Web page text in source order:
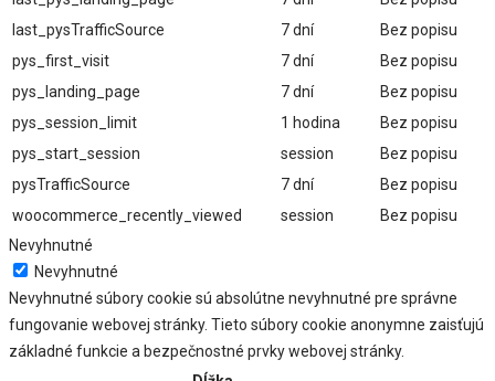
last_pysTrafficSource
7 dní
Bez popisu
pys_first_visit
7 dní
Bez popisu
pys_landing_page
7 dní
Bez popisu
pys_session_limit
1 hodina
Bez popisu
pys_start_session
session
Bez popisu
pysTrafficSource
7 dní
Bez popisu
woocommerce_recently_viewed
session
Bez popisu
Nevyhnutné
Nevyhnutné
Nevyhnutné súbory cookie sú absolútne nevyhnutné pre správne
fungovanie webovej stránky. Tieto súbory cookie anonymne zaisťujú
základné funkcie a bezpečnostné prvky webovej stránky.